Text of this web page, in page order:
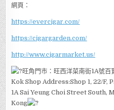
網頁：
https://evercigar.com/
https://cigargarden.com/
http://www.cigarmarket.us/
旺角門市：旺西洋菜南街1A號
Kok Shop Address:Shop 1, 22/F,
1A Sai Yeung Choi Street South,
Kong